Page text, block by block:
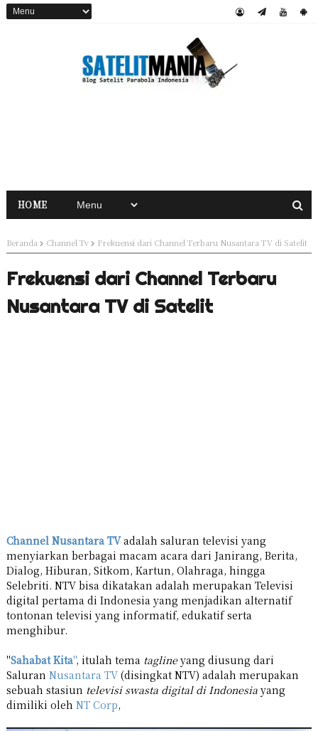
HOME
Beranda Channel Tv Frekuensi dari Channel Terbaru Nusantara TV di Satelit
Frekuensi dari Channel Terbaru
Nusantara TV di Satelit
Channel Nusantara TVadalah saluran televisi yang
menyiarkan berbagai macam acara dari Janirang, Berita,
Dialog, Hiburan, Sitkom, Kartun, Olahraga, hingga
Selebriti. NTV bisa dikatakan adalah merupakan Televisi
digital pertama di Indonesia yang menjadikan alternatif
tontonan televisi yang informatif, edukatif serta
menghibur.
"Sahabat Kita", itulah tema taglineyang diusung dari
Saluran Nusantara TV(disingkat NTV) adalah merupakan
sebuah stasiun televisi swasta digital di Indonesiayang
dimiliki oleh NT Corp,